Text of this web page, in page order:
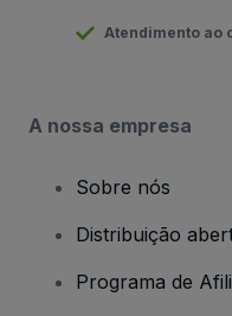
Atendimento ao
A nossa empresa
Sobre nós
Distribuição
Programa de